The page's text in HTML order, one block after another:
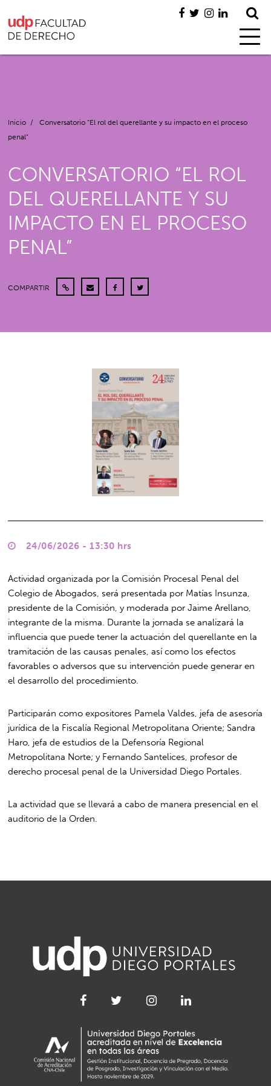
Inicio /
Conversatorio “El rol del querellante y su impacto en el proceso
penal”
CONVERSATORIO “EL ROL
DEL QUERELLANTE Y SU
IMPACTO EN EL PROCESO
PENAL”
COMPARTIR
24/06/2026 - 13:30 hrs
Actividad organizada por la Comisión Procesal Penal del
Colegio de Abogados, será presentada por Matías Insunza,
presidente de la Comisión, y moderada por Jaime Arellano,
integrante de la misma. Durante la jornada se analizará la
influencia que puede tener la actuación del querellante en la
tramitación de las causas penales, así como los efectos
favorables o adversos que su intervención puede generar en
el desarrollo del procedimiento.
Participarán como expositores Pamela Valdes, jefa de asesoría
jurídica de la Fiscalía Regional Metropolitana Oriente; Sandra
Haro, jefa de estudios de la Defensoría Regional
Metropolitana Norte; y Fernando Santelices, profesor de
derecho procesal penal de la Universidad Diego Portales.
La actividad que se llevará a cabo de manera presencial en el
auditorio de la Orden.